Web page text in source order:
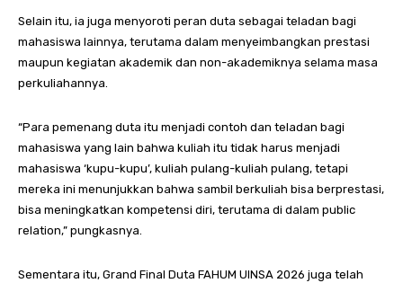
Selain itu, ia juga menyoroti peran duta sebagai teladan bagi
mahasiswa lainnya, terutama dalam menyeimbangkan prestasi
maupun kegiatan akademik dan non-akademiknya selama masa
perkuliahannya.
“Para pemenang duta itu menjadi contoh dan teladan bagi
mahasiswa yang lain bahwa kuliah itu tidak harus menjadi
mahasiswa ‘kupu-kupu’, kuliah pulang-kuliah pulang, tetapi
mereka ini menunjukkan bahwa sambil berkuliah bisa berprestasi,
bisa meningkatkan kompetensi diri, terutama di dalam public
relation,” pungkasnya.
Sementara itu, Grand Final Duta FAHUM UINSA 2026 juga telah